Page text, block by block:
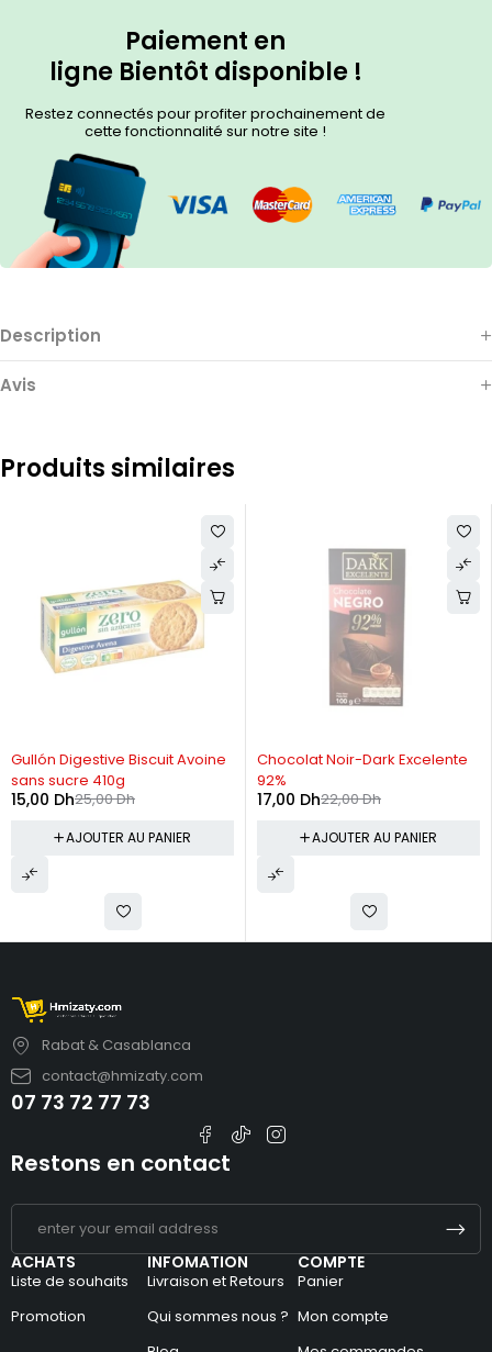
Paiement en
ligne Bientôt disponible !
Restez connectés pour profiter prochainement de
cette fonctionnalité sur notre site !
Description
Avis
Produits similaires
-40%
Gullón Digestive Biscuit Avoine
sans sucre 410g
25,00Dh
15,00 Dh
AJOUTER AU PANIER
-23%
Chocolat Noir-Dark Excelente
92%
22,00Dh
17,00 Dh
AJOUTER AU PANIER
Rabat & Casablanca
contact@hmizaty.com
07 73 72 77 73
ACHATS
Liste de souhaits
Promotion
INFOMATION
Livraison et Retours
Qui sommes nous ?
COMPTE
Panier
Mon compte
Restons en contact